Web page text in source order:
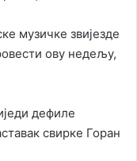
музичке звијезде
ову недељу,
дефиле
свирке Горан